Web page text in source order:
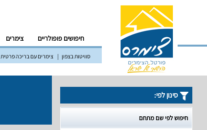
חיפושים פופולריים צימרים
סוויטות בצפון צימרים עם בריכה פרטית
סינון לפי:
חיפוש לפי שם מתחם